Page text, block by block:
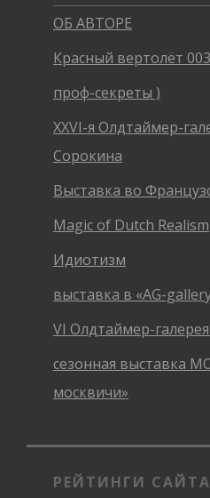
ОБ АВТОРЕ
Красный вертолёт 003
проф-секреты )
XXVI-я Олдтаймер-
Сорокина
Выставка во
Magic of Dutch Realism
Идиотизм
выставка в «AG-
VI Олдтаймер-
сезонная выставка
москвичи»
РЕЙТИНГИ САЙТА